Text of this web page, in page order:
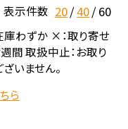
表示件数 20 40 60
わずか ×：取り寄せ
間 取扱中止：お取り
いません。
ら